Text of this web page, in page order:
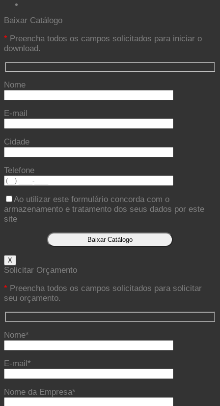
Baixar Catálogo
* Preencha todos os campos solicitados para iniciar o
download.
Nome
E-mail
Cidade
Telefone
Ao utilizar este formulário concorda com o
armazenamento e tratamento dos seus dados por este
site
X
Solicitar Orçamento
* Preencha todos os campos solicitados para solicitar
seu orçamento.
Nome*
E-mail*
Nome da Empresa*